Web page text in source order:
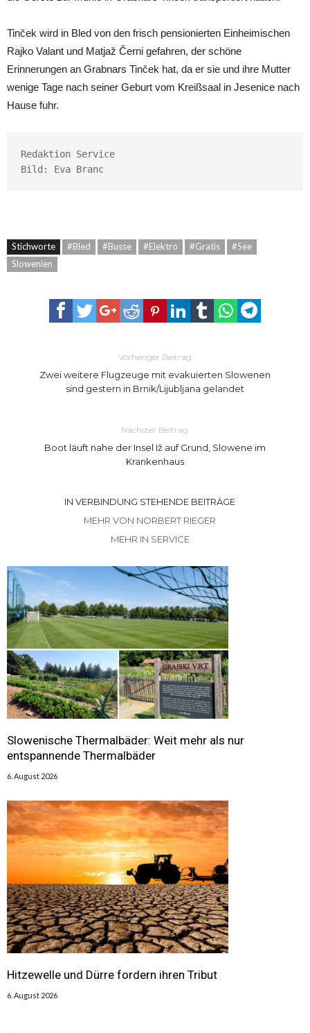
Tinček wird in Bled von den frisch pensionierten Einheimischen
Rajko Valant und Matjaž Černi gefahren, der schöne
Erinnerungen an Grabnars Tinček hat, da er sie und ihre Mutter
wenige Tage nach seiner Geburt vom Kreißsaal in Jesenice nach
Hause fuhr.
Redaktion Service
Bild: Eva Branc
Stichworte #Bled #Busse #Elektro #Gratis
#See
Slowenien
Vorheriger Beitrag
Zwei weitere Flugzeuge mit evakuierten Slowenen
sind gestern in Brnik/Lijubljana gelandet
Nächster Beitrag
Boot läuft nahe der Insel Iž auf Grund, Slowene im
Krankenhaus
IN VERBINDUNG STEHENDE BEITRÄGE
MEHR VON NORBERT RIEGER
MEHR IN SERVICE
Slowenische Thermalbäder: Weit mehr als nur
entspannende Thermalbäder
6. August 2026
Hitzewelle und Dürre fordern ihren Tribut
6. August 2026